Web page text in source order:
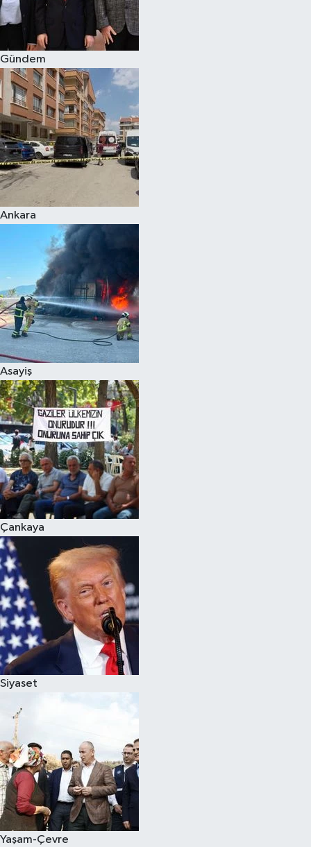
Gündem
Ankara
Asayiş
Çankaya
Siyaset
Yaşam-Çevre
Burç Yorumları
Çocuk
Eğitim
Hava Durumu
Kadın
Kim kimdir?
Kültür Sanat
Sağlık
Siyaset
Teknoloji
Televizyon
Yaşam-Çevre